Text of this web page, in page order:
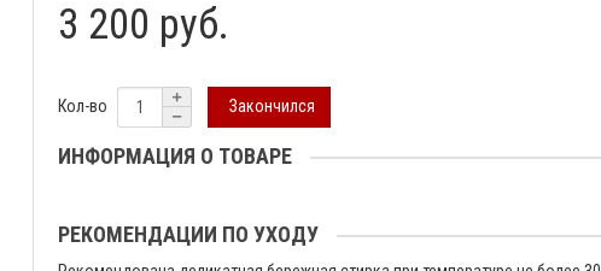
3 200 руб.
Кол-во Закончился
ИНФОРМАЦИЯ О ТОВАРЕ
РЕКОМЕНДАЦИИ ПО УХОДУ